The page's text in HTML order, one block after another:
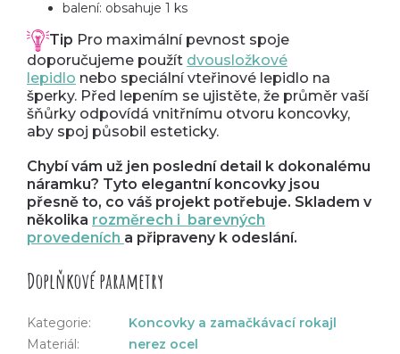
balení: obsahuje 1 ks
Tip Pro maximální pevnost spoje
doporučujeme použít dvousložkové
lepidlo nebo speciální vteřinové lepidlo na
šperky. Před lepením se ujistěte, že průměr vaší
šňůrky odpovídá vnitřnímu otvoru koncovky,
aby spoj působil esteticky.
Chybí vám už jen poslední detail k dokonalému
náramku? Tyto elegantní koncovky jsou
přesně to, co váš projekt potřebuje. Skladem v
několika rozměrech i barevných
provedeních a připraveny k odeslání.
Doplňkové parametry
Kategorie:
Koncovky a zamačkávací rokajl
Materiál :
nerez ocel